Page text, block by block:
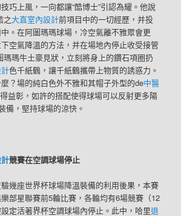
巧上風，一向都讓“酷博士”引認為耀。他說
之大直室內設計前項目中的一切經歷，并投
。在阿圖瑪瑪球場，冷空氣離不雅眾會更
空氣降溫的方法，并在場地內停止收受接管
瑪瑪牛土豪見狀，立刻將身上的鑽石項圈扔
色千紙鶴，讓千紙鶴攜帶上物質的誘惑力。
？場的純白色外不雅和其帽子外型的de中醫
益彰，如許的搭配使得球場可以反射更多陽
備，堅持球場的涼快。
競賽在空調球場停止
幾座世界杯球場降溫裝備的利用後果，本賽
部星聯賽前5輪比賽，各輪均有6場競賽（12
定活著界杯空調球場內停止。此中，哈里退